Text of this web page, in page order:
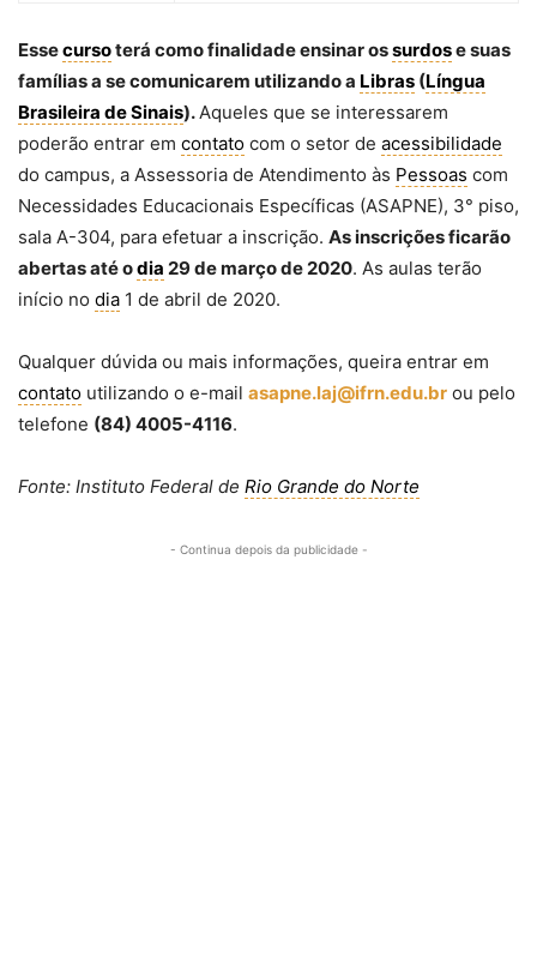
Essecursoterá como finalidade ensinar ossurdose suas
famílias a se comunicarem utilizando a Libras (Língua
Brasileira de Sinais). Aqueles que se interessarem
poderão entrar em contato com o setor de acessibilidade
do campus, a Assessoria de Atendimento às Pessoas com
Necessidades Educacionais Específicas (ASAPNE), 3° piso,
sala A-304, para efetuar a inscrição. As inscrições ficarão
abertas até odia 29 de março de 2020. As aulas terão
início no dia 1 de abril de 2020.
Qualquer dúvida ou mais informações, queira entrar em
contato utilizando o e-mail asapne.laj@ifrn.edu.br ou pelo
telefone (84) 4005-4116.
Fonte: Instituto Federal de Rio Grande do Norte
- Continua depois da publicidade -